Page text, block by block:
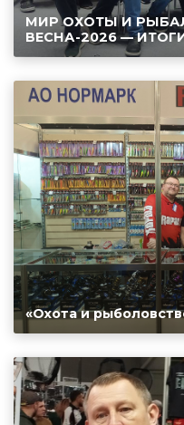
МИР ОХОТЫ И
ВЕСНА-2026 —
«Охота и